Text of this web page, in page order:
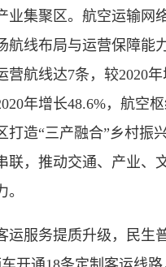
业集聚区。航空运输网
航线布局与运营保障能
营航线达7条，较2020
年增长48.6%，航空
打造“三产融合”乡村振
联，推动交通、产业、
服务提质升级，民生普